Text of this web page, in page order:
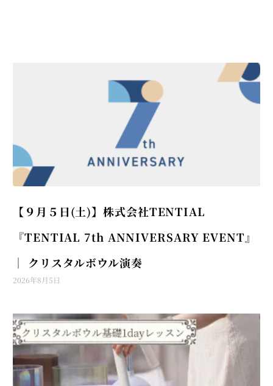
【９月５日(土)】株式会社TENTIAL
『TENTIAL 7th ANNIVERSARY EVENT』
│ クリスタルボウル演奏
2026年8月5日